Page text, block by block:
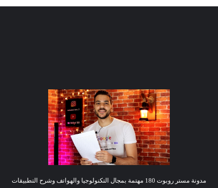
مدونة مستر روبوت 180 مهتمة بمجال التكنولوجيا والهواتف وشرح التطبيقات